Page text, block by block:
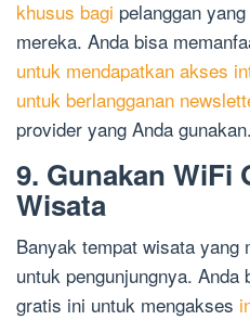
khusus bagi pelanggan
mereka. Anda bisa
untuk mendapatkan akses
untuk berlangganan
provider yang Anda gunakan.
9. Gunakan WiFi
Wisata
Banyak tempat wisata yang
untuk pengunjungnya.
gratis ini untuk mengakses